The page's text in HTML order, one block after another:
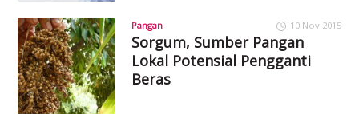
Pangan 10 Nov 2015
Sorgum, Sumber Pangan
Lokal Potensial Pengganti
Beras